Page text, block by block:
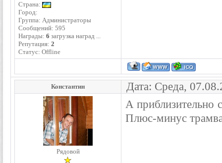
Страна:
Город:
Группа: Администраторы
Сообщений: 595
Награды: 6 загрузка наград ...
Репутация: 2
Статус: Offline
Константин Дата: Среда,
Рядовой
А приблизительно
Плюс-минус